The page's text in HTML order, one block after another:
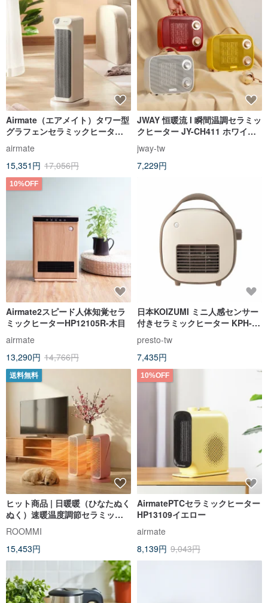
Airmate（エアメイト）タワー型
グラフェンセラミックヒーター
HP12006
airmate
15,351円 17,056円
JWAY 恒暖流 I 瞬間温調セラミッ
クヒーター JY-CH411 ホワイ
ト/412 イエロー/413 レッド
jway-tw
7,229円
10%OFF
Airmate2スピード人体知覚セラ
ミックヒーターHP12105R-木目
airmate
13,290円 14,766円
日本KOIZUMI ミニ人感センサー
付きセラミックヒーター KPH-
G621-CE
presto-tw
7,435円
送料無料
ヒット商品 | 日暖暖（ひなたぬく
ぬく）速暖温度調節セラミック
ファンヒーターが、あなたの冬
を暖めます。
ROOMMI
15,453円
10%OFF
AirmatePTCセラミックヒーター
HP13109イエロー
airmate
8,139円 9,043円